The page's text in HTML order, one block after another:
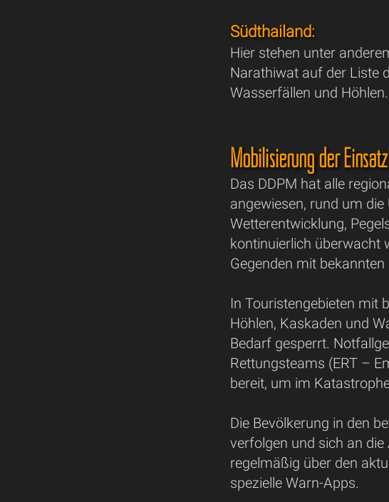
Südthailand:
Hier stehen unter
Narathiwat auf der Liste
Wasserfällen und Höhlen.
Mobilisierung der
Das DDPM hat alle
angewiesen, rund um
Wetterentwicklung,
kontinuierlich überwacht
Gegenden mit bekannten
In Touristengebieten mit
Höhlen, Kaskaden und
Bedarf gesperrt.
Rettungsteams (ERT –
bereit, um im
Die Bevölkerung in den
verfolgen und sich an
regelmäßig über den
spezielle Warn-Apps.